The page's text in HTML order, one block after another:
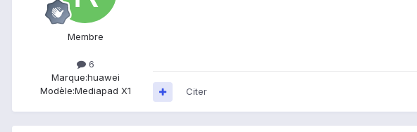
Membre
6
Marque:huawei
Modèle:Mediapad X1 Citer